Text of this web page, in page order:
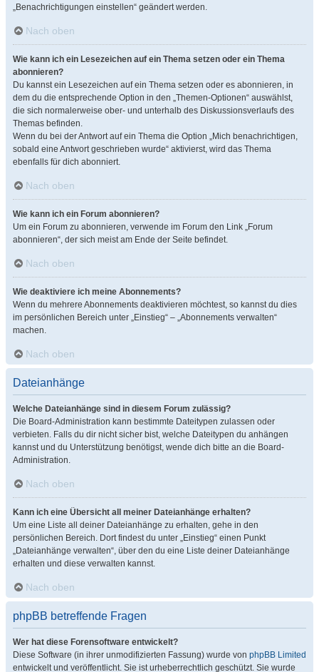
„Benachrichtigungen einstellen“ geändert werden.
Nach oben
Wie kann ich ein Lesezeichen auf ein Thema setzen oder ein Thema
abonnieren?
Du kannst ein Lesezeichen auf ein Thema setzen oder es abonnieren, in
dem du die entsprechende Option in den „Themen-Optionen“ auswählst,
die sich normalerweise ober- und unterhalb des Diskussionsverlaufs des
Themas befinden.
Wenn du bei der Antwort auf ein Thema die Option „Mich benachrichtigen,
sobald eine Antwort geschrieben wurde“ aktivierst, wird das Thema
ebenfalls für dich abonniert.
Nach oben
Wie kann ich ein Forum abonnieren?
Um ein Forum zu abonnieren, verwende im Forum den Link „Forum
abonnieren“, der sich meist am Ende der Seite befindet.
Nach oben
Wie deaktiviere ich meine Abonnements?
Wenn du mehrere Abonnements deaktivieren möchtest, so kannst du dies
im persönlichen Bereich unter „Einstieg“ – „Abonnements verwalten“
machen.
Nach oben
Dateianhänge
Welche Dateianhänge sind in diesem Forum zulässig?
Die Board-Administration kann bestimmte Dateitypen zulassen oder
verbieten. Falls du dir nicht sicher bist, welche Dateitypen du anhängen
kannst und du Unterstützung benötigst, wende dich bitte an die Board-
Administration.
Nach oben
Kann ich eine Übersicht all meiner Dateianhänge erhalten?
Um eine Liste all deiner Dateianhänge zu erhalten, gehe in den
persönlichen Bereich. Dort findest du unter „Einstieg“ einen Punkt
„Dateianhänge verwalten“, über den du eine Liste deiner Dateianhänge
erhalten und diese verwalten kannst.
Nach oben
phpBB betreffende Fragen
Wer hat diese Forensoftware entwickelt?
Diese Software (in ihrer unmodifizierten Fassung) wurde von phpBB Limited
entwickelt und veröffentlicht. Sie ist urheberrechtlich geschützt. Sie wurde